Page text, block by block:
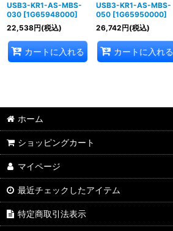
USB3-KR1-AS-MBS-
030 [1G65948000]
22,538円(税込)
カートに入れる
USB3-KR1-AS-MBS-
050 [1G65950000]
26,742円(税込)
カートに入れる
ホーム
ショッピングカート
マイページ
最近チェックしたアイテム
特定商取引法表示